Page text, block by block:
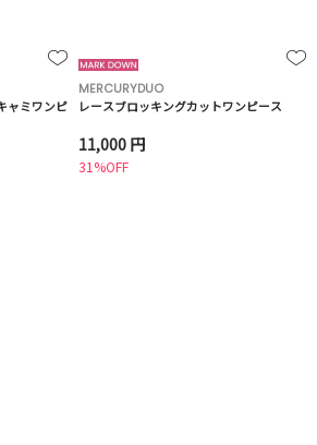
ャミワンピ
MERCURYDUO
レースブロッキングカットワンピース
11,000 円
31%OFF